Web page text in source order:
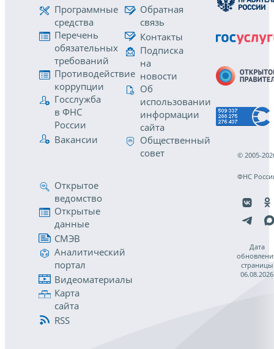
Программные
средства
Перечень
обязательных
требований
Противодействие
коррупции
Госслужба
в ФНС
России
Вакансии
Обратная
связь
Контакты
Подписка
на
новости
Об
использовании
информации
сайта
Общественный
совет
Открытое
ведомство
Открытые
данные
СМЭВ
Аналитический
портал
Видеоматериалы
Карта
сайта
RSS
© 2005-
ФНС
Дата
страницы
06.08.2026